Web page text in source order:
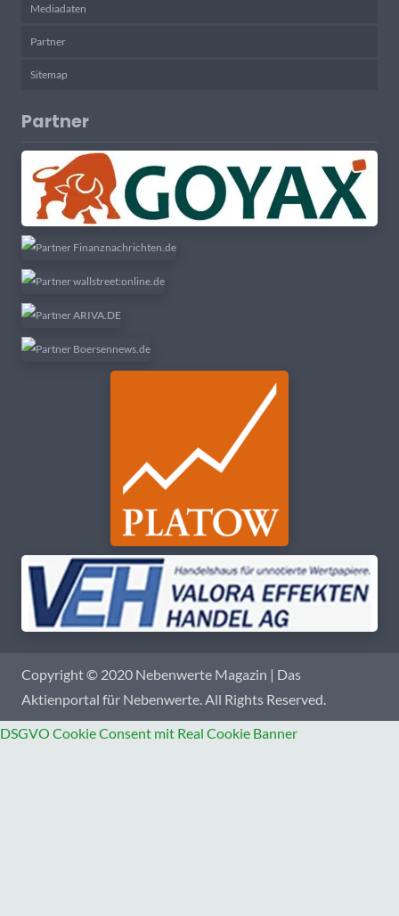
Mediadaten
Partner
Sitemap
Partner
Copyright © 2020 Nebenwerte Magazin | Das
Aktienportal für Nebenwerte. All Rights Reserved.
DSGVO Cookie Consent mit Real Cookie Banner